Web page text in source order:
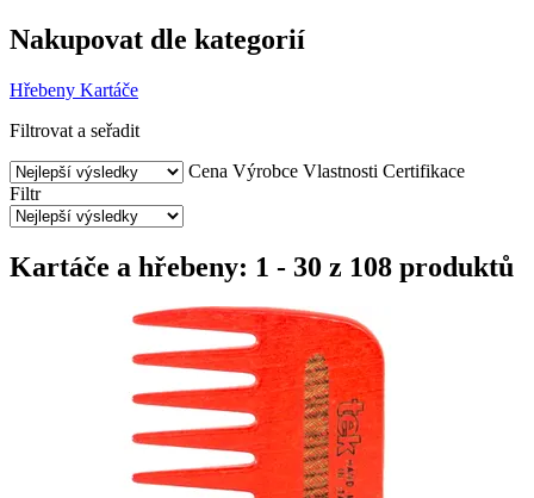
Nakupovat dle kategorií
Hřebeny Kartáče
Filtrovat a seřadit
Cena Výrobce Vlastnosti Certifikace
Filtr
Kartáče a hřebeny: 1 - 30 z 108 produktů